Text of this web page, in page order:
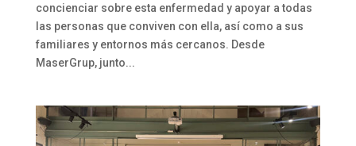
concienciar sobre esta enfermedad y apoyar a todas
las personas que conviven con ella, así como a sus
familiares y entornos más cercanos. Desde
MaserGrup, junto...